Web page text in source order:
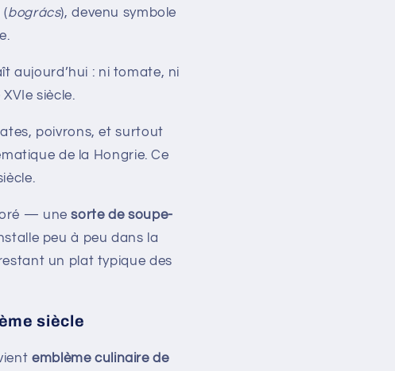
(bogrács), devenu symbole
aujourd’hui : ni tomate, ni
siècle.
poivrons, et surtout
de la Hongrie. Ce
— unesorte de soupe-
peu à peu dans la
un plat typique des
siècle
emblème culinaire de